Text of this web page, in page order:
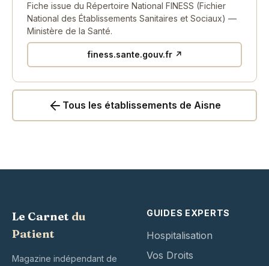
Fiche issue du Répertoire National FINESS (Fichier
National des Établissements Sanitaires et Sociaux) —
Ministère de la Santé.
finess.sante.gouv.fr ↗
Tous les établissements de Aisne
Le Carnet du
Patient
Magazine indépendant de
GUIDES EXPERTS
Hospitalisation
Vos Droits